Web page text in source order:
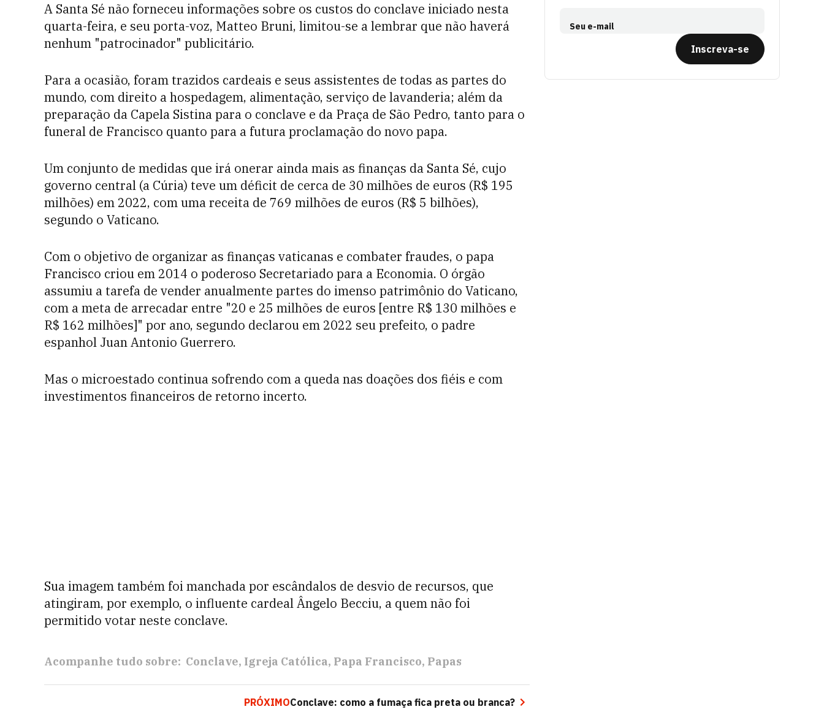
A Santa Sé não forneceu informações sobre os custos do conclave iniciado nesta
quarta-feira, e seu porta-voz, Matteo Bruni, limitou-se a lembrar que não haverá
nenhum "patrocinador" publicitário.
Para a ocasião, foram trazidos cardeais e seus assistentes de todas as partes do
mundo, com direito a hospedagem, alimentação, serviço de lavanderia; além da
preparação da Capela Sistina para o conclave e da Praça de São Pedro, tanto para o
funeral de Francisco quanto para a futura proclamação do novo papa.
Um conjunto de medidas que irá onerar ainda mais as finanças da Santa Sé, cujo
governo central (a Cúria) teve um déficit de cerca de 30 milhões de euros (R$ 195
milhões) em 2022, com uma receita de 769 milhões de euros (R$ 5 bilhões),
segundo o Vaticano.
Com o objetivo de organizar as finanças vaticanas e combater fraudes, o papa
Francisco criou em 2014 o poderoso Secretariado para a Economia. O órgão
assumiu a tarefa de vender anualmente partes do imenso patrimônio do Vaticano,
com a meta de arrecadar entre "20 e 25 milhões de euros [entre R$ 130 milhões e
R$ 162 milhões]" por ano, segundo declarou em 2022 seu prefeito, o padre
espanhol Juan Antonio Guerrero.
Mas o microestado continua sofrendo com a queda nas doações dos fiéis e com
investimentos financeiros de retorno incerto.
Sua imagem também foi manchada por escândalos de desvio de recursos, que
atingiram, por exemplo, o influente cardeal Ângelo Becciu, a quem não foi
permitido votar neste conclave.
Acompanhe tudo sobre: Conclave Igreja Católica Papa Francisco Papas
PRÓXIMOConclave: como a fumaça fica preta ou branca?
Seu e-mail
Inscreva-se